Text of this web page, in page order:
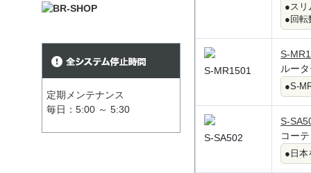
定期メンテナンス
毎日：5:00 ～ 5:30
●スリ
●回転
S-MR1501
S-
ルー
●S-
S-SA502
S-
コー
●日本